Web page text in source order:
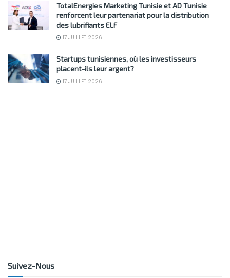
TotalEnergies Marketing Tunisie et AD Tunisie
renforcent leur partenariat pour la distribution
des lubrifiants ELF
17 JUILLET 2026
Startups tunisiennes, où les investisseurs
placent-ils leur argent?
17 JUILLET 2026
Suivez-Nous